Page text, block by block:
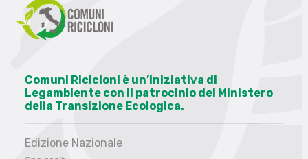
Comuni Ricicloni è un’iniziativa di
Legambiente con il patrocinio del Ministero
della Transizione Ecologica.
Edizione Nazionale